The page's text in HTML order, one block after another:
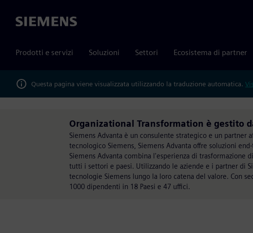
Siemens
Prodotti e servizi Soluzioni Settori Ecosistema di partner
Questa pagina viene visualizzata utilizzando la traduzione automatica.
Organizational Transformation è gestito
Siemens Advanta è un consulente strategico e un
tecnologico Siemens, Siemens Advanta offre soluzioni
Siemens Advanta combina l'esperienza di
tutti i settori e paesi. Utilizzando le aziende e i partner di
tecnologie Siemens lungo la loro catena del valore. Con
1000 dipendenti in 18 Paesi e 47 uffici.